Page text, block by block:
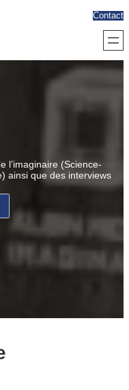
Contact
l’imaginaire (Science-
ainsi que des interviews